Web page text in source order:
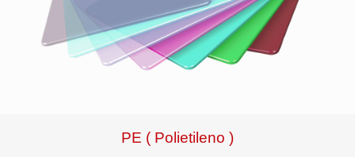
PE ( Polietileno )